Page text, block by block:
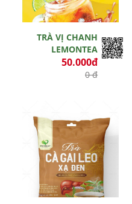
TRÀ VỊ CHANH
LEMONTEA
50.000đ
0 đ